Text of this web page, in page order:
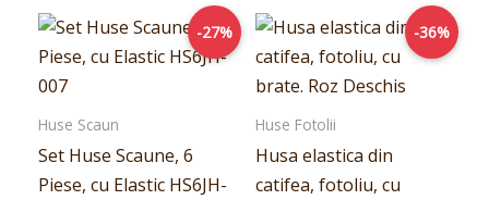
-27%
Huse Scaun
Set Huse Scaune, 6
Piese, cu Elastic HS6JH-
Prețul
a
Prețul
curent
este:
-36%
Huse Fotolii
Husa elastica din
catifea, fotoliu, cu
Prețul
a
fost:
Prețul
curent
este:
89,00lei.